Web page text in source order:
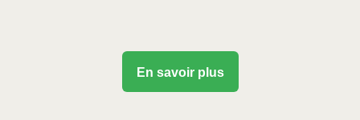
En savoir plus